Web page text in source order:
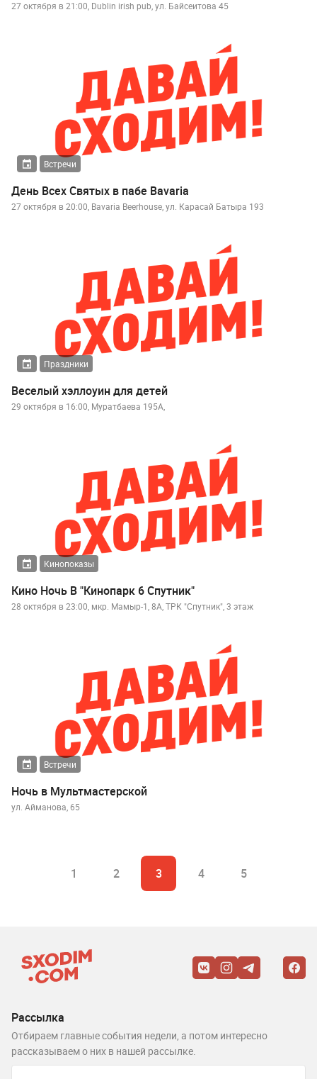
27 октября в 21:00, Dublin irish pub, ул. Байсеитова 45
Встречи
День Всех Святых в пабе Bavaria
27 октября в 20:00, Bavaria Beerhouse, ул. Карасай Батыра 193
Праздники
Веселый хэллоуин для детей
29 октября в 16:00, Муратбаева 195А,
Кинопоказы
Кино Ночь В "Кинопарк 6 Спутник"
28 октября в 23:00, мкр. Мамыр-1, 8А, ТРК "Спутник", 3 этаж
Встречи
Ночь в Мультмастерской
ул. Айманова, 65
1 2 3 4 5
Рассылка
Отбираем главные события недели, а потом интересно
рассказываем о них в нашей рассылке.